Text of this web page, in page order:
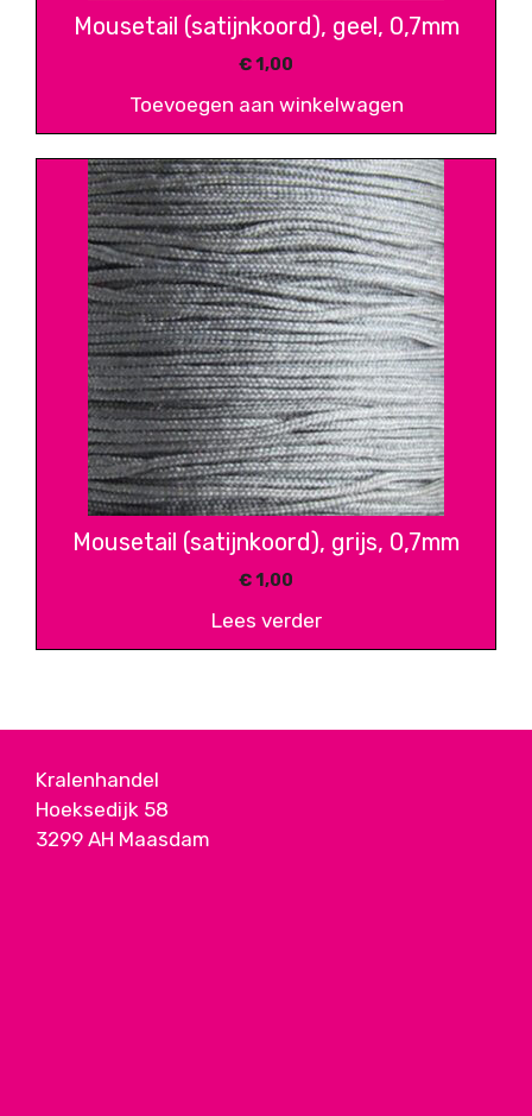
Mousetail (satijnkoord), geel, 0,7mm
€1,00
Toevoegen aan winkelwagen
Mousetail (satijnkoord), grijs, 0,7mm
€1,00
Lees verder
Kralenhandel
Hoeksedijk 58
3299 AH Maasdam